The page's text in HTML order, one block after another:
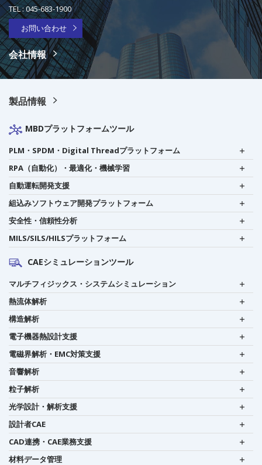
TEL :045-683-1900
お問い合わせ
会社情報
製品情報
MBDプラットフォームツール
PLM・SPDM・Digital Threadプラットフォーム
RPA（自動化）・最適化・機械学習
自動運転開発支援
組込みソフトウェア開発プラットフォーム
安全性・信頼性分析
MILS/SILS/HILSプラットフォーム
CAEシミュレーションツール
マルチフィジックス・システムシミュレーション
熱流体解析
構造解析
電子機器熱設計支援
電磁界解析・EMC対策支援
音響解析
粒子解析
光学設計・解析支援
設計者CAE
CAD連携・CAE業務支援
材料データ管理